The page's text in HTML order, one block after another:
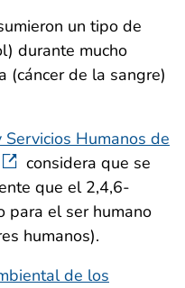
un tipo de
durante mucho
(cáncer de la sangre)
Humanos de
considera que se
que el 2,4,6-
para el ser humano
humanos).
de los